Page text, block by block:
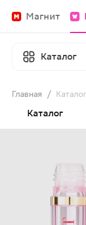
Магнит
Каталог
Главная / Каталог
Каталог